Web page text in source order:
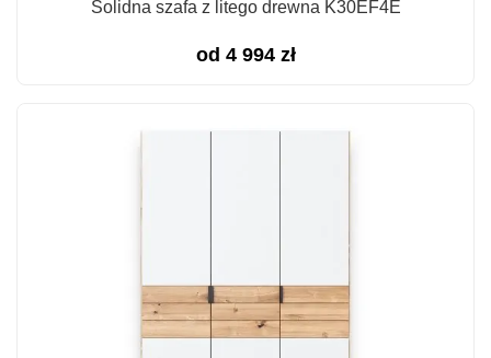
Solidna szafa z litego drewna K30EF4E
od 4 994 zł